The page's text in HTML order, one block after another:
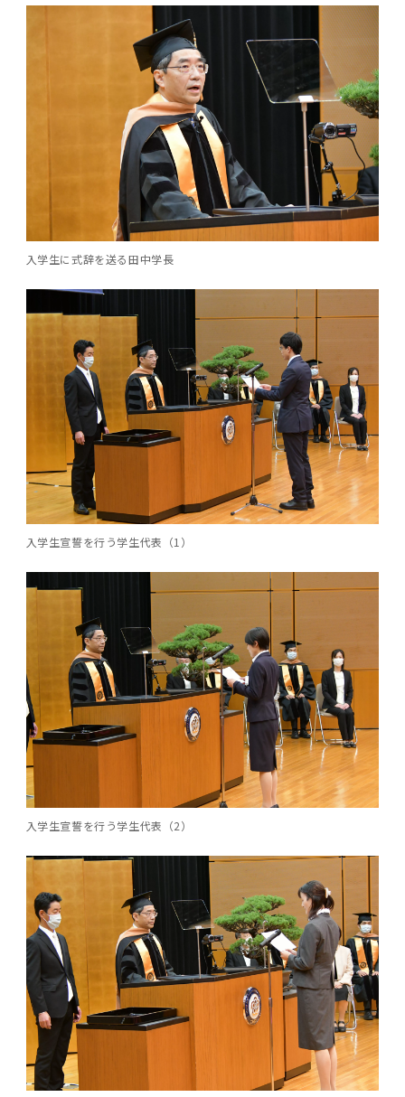
世界大学ランキング
理事･監事
教育研究評議会
学長選考・監察会議
大学紹介動画
キャンパスライフ編
多職種連携教育編
学長×医学部学生懇談
学長×歯学部学生懇談
東京医科歯科大学の歴史
統合報告書
広報誌「Bloom! 医科歯科大」
英語版広報誌「TMDU ANNUAL NEWS」
学内向け広報誌「TMDUニュース」
医歯大ひろば
大学案内 【受験生向け】（冊子）
写真で綴る 東京医科歯科大学
写真で綴る 東京医科歯科大学トップ
第1回『学びの地』
第2回『教育 講義・実習の軌跡』
第3回『知と癒しの匠の創造者たち』
クラウドファンディング実施プロジェクト一覧
大学評価の制度についてトップ
１．国立大学法人評価
２．大学認証評価
３．自己点検・評価
1-1．第４期中期目標・中期計画等について【6
1-1．第４期中期目標・中期計画等について【6
第１期 中期目標・中期計画等について
第２期 中期目標・中期計画等について
第３期中期目標・中期計画等について
1-2.年度計画・年度評価等について【第1期～
1-2.年度計画・年度評価等について【第1期～
第3期】トップ
（第１期中期目標期間中）年度計画、年度評価
等について
（第２期中期目標期間中）年度計画・年度評価
等について
（第３期中期目標期間中）年度計画・年度評価
等について
3．自己点検・評価
4．指定国立大学法人構想に関する進捗状況に
ついて
関連リンク先
四大学連合憲章等
四大学連合憲章等トップ
四大学連合憲章
「大学院学生の教育研究交流」に関する協定書
「大学院学生の教育研究交流」に関する実施細
目
「複合領域コース｣｢編入学｣及び｢複数学士号｣
に関する協定書
「複合領域コース」の履修者に係る「編入学」
及び「複数学士号」に関する実施細目
複合領域コース(四大学共通)
複合領域コース(四大学共通)トップ
複合領域コースについて
各複合領域コースの概要
編入学制度について（複数学士号）
複合領域コース（東京医科歯科大学）
三大学連合（外部サイト）
医療管理政策学（MMA）コース（東京医科歯科
大学）
情報公開・個人情報トップ
個人情報保護制度
法定公開情報
統計データ
土地・建物及び所在地／関係施設位置図
東京医科歯科大学規則集
その他の情報公開
研究不正の防止
会計監査人候補者の決定について
教育等の情報
動物実験等に関する情報
企業等からの資金提供状況の公表
女性活躍推進法による一般事業主行動計画
次世代育成支援対策推進法による一般事業主行
動計画
女性の活躍推進に向けた取り組み
目標とする教員の適正な年齢構成
キャンパスマスタープラン2016
国立大学法人ガバナンス・コード報告書
役員会議事概要について
東京医科歯科大学ＳＤＧｓ推進宣言
男性職員の育児休業等取得推進宣言
ダイバーシティ
ダイバーシティトップ
東京医科歯科大学ダイバーシティ＆インクルー
ジョン推進宣言等
東京医科歯科大学ダイバーシティ＆インクルー
ジョン推進宣言等トップ
東京医科歯科大学ダイバーシティ＆インクルー
ジョン推進宣言／基本方針／アクション・プラ
女性活躍推進法による一般事業主行動計画
次世代育成支援対策推進法による一般事業主行
動計画
女性の活躍推進に向けた取り組み
次世代認定マーク「くるみん」を取得しました
（基準適合一般事業主認定）
ダイバーシティ・インクルージョン室
わくわく保育園（学内保育施設）
障がいのある学生のサポートについて
コンプライアンス・ハラスメント
コンプライアンス・ハラスメントトップ
ハラスメントへの対応について
公益通報について
入試データ
これまでの学部入試変更点
ILA国府台
生体材料工学研究所
難治疾患研究所
国際交流サイト
研究情報サイト
研究テーマ検索システム
学生生活などについてトップ
授業料・入学料・検定料
奨学金について
入学料・授業料の免除・徴収猶予について
アルバイトについて
学生寮について
アパート等の紹介
学生保険制度について
卒業後の進路データ
サークル紹介
大学祭
留学について
オープンキャンパス
医学部医学科サマープログラム
歯学部サマープログラム
オンライン個別進学相談
地域特別枠推薦選抜説明会
入試説明会
キャンパス見学 ※現在は受け付けておりませ
ILA国府台 公開講座等のお知らせ
キャンパス紹介
試験問題及び解答例等の公表
保健衛生学研究科
医歯学総合研究科博士課程 国際連携専攻（ジ
ョイント・ディグリープログラム：JDP）
過去の試験問題・入試データ
TOEFL-ITP試験結果（スコアレポート）の返
大学院入学希望者向け入試説明会
学費・入学金・奨学金について
学費・入学金・奨学金についてトップ
奨学金について
入学料・授業料の免除・徴収猶予について
大学院医歯学総合研究科生体検査科学講座
研究テーマ検索システム
お問い合わせ
生体材料工学研究所
大学院保健衛生学研究科
Call for Applications to Science Tokyo
Post-SPRING（MD）Program for the 2026
Academic Year by Eligible Students
(*Spring admission)
Call for Applications to Science Tokyo
SPRING（MD）Program for the 2025
Academic Year by Eligible Students
(*Autumn admission)
世代フロントランナー育成プログラム（医歯学
系）「Science Tokyo SPRING (医歯学系)」
（旧TMDU卓越大学院生制度）対象学生（秋入
学対象）の募集について
Call for Applications to Science Tokyo
SPRING（MD）Program for the 2024
Academic Year by Eligible Students
(*Autumn admission)
令和６年度（２０２４年度）総合知と癒しの次
世代フロントランナー育成プログラム（医歯学
系）「Science Tokyo SPRING (医歯学系)」
（旧TMDU卓越大学院生制度）対象学生（秋入
学対象）の募集について
Call for Applications to TMDU-SPRING
Program (formerly the TMDU WISE
Program) for the 2024 Academic Year
令和6年度（2024年度）東京医科歯科大学
「TMDU-SPRING」対象学生の募集について
（※春入学対象）について
Call for Application to TMDU WISE
Programs (II) for the 2023 Academic Year
by Eligible Students (*Autumn admission)
令和５年度（２０２３年度）東京医科歯科大学
「卓越大学院生制度（Ⅱ）」対象学生（秋入学
対象）の募集について
令和６年度（2024年度）TMDUトップレベル
AI研究のための共創型エキスパート人材育成プ
ログラム 対象学生（TMDU-BOOST生）の募
Scientist (CS) Training Support Program
for Academic Year 2026
履修要項（大学院シラバス）
保健衛生学研究科科目等履修生について
授業料・入学料・検定料トップ
授業料・入学料・検定料
入学料・授業料免除・徴収猶予について
(Admission & Tuition
Exemption/Deferment)
奨学金について
入学料・授業料免除・徴収猶予について
(Admission & Tuition
Exemption/Deferment)
入学料・授業料免除・徴収猶予について
(Admission & Tuition
Exemption/Deferment)トップ
【2026年4月入学者】入学料免除・徴収猶予申
請について（Admission Fee
Exemption&Admission Fee Deferment）
「修学支援に対する相談窓口」を設置しまし
た。
高等教育の修学支援制度
奨学金について
奨学金についてトップ
日本学生支援機構
財団法人・地方公共団体等奨学金
2025年度国立大学臨床検査学系博士後期課程
優秀賞募集について
日本学生支援機構
学生生活サポートトップ
アルバイトについて
アパート等の紹介
学生保険制度について
国民年金について
学生相談窓口
ピアサポーター
証明書関係
証明書関係トップ
教養部在学生
医学部在学生
歯学部在学生
大学院在学生
附属学校在学生
障がいのある学生サポート
障がいのある学生サポートトップ
修学上の支援について
学生相談支援室
障害を理由とする差別の解消の推進に関する対
応要領
バリアフリーマップ
困りごと対策貸出グッズ
文部科学省からのお知らせ
令和７年度（２０２５年度）新入生向けPC購
入推奨仕様書
令和６年度（２０２４年度）東京医科歯科大学
「研究者早期育成コース」採用決定通知書授与
式を行いました。
令和５年度（２０２３年度）東京医科歯科大学
「研究者早期育成コース及び研究者養成コー
ス」採用決定通知書授与式を行いました。
令和４年度（２０２２年度）東京医科歯科大学
「研究者早期育成コース及び研究者養成コー
ス」採用決定通知書授与式を行いました。
令和３年度（２０２１年度）東京医科歯科大学
「卓越大学院生制度（Ⅰ）」採用決定通知書授
与式を行いました。
学位の申請
就職・キャリア支援
就職・キャリア支援トップ
企業・官公庁・医療機関の皆様へ
在学生向け
在学生向けトップ
学校推薦・求人情報について
学内就職支援イベント
学外就職支援イベント
インターンシップ
就職支援サイトリンク集
就職支援ガイド
外国人留学生の就職情報について
就職活動体験談について
OB・OG情報について
内定取り消しについて
進路届の提出について
その他 就職関連情報（推薦書等）
新型コロナウイルス感染症に伴うお知らせ
卒業後の進路及び卒業者数
サークル・学園祭
サークル・学園祭トップ
お茶の水祭
施設利用トップ
保健管理センター
学生・女性支援センター
わくわく保育園
フィットネスルーム・売店
国立美術館キャンパスメンバーズ
ボランティア
情報システム
台風等の自然災害や交通機関運休による休講措
置（湯島地区）Class Cancellation Measures
due to Natural Disasters, such as
Typhoons, and Transportation
Cancellation (for the Yushima area)
新入学の大学院生へ To New Graduate
Students
大学院医歯学総合研究科
大学院保健衛生学研究科
保健衛生学科 【看護学専攻】
保健衛生学科 【検査技術学専攻】
口腔保健学科【口腔保健衛生学専攻】
口腔保健学科【口腔保健工学専攻】
大学院医歯学総合研究科トップ
修士課程 医歯理工保健学専攻
修士課程 医歯理工保健学専攻【医療管理政策
学（MMA）コース】
博士課程 医歯学専攻
博士課程 生命理工医療科学専攻
大学院保健衛生学研究科
大学院保健衛生学研究科トップ
博士課程看護先進科学専攻
博士課程共同災害看護学専攻
ILA国府台担当教員一覧
修士課程 医歯理工保健学専攻
修士課程 医歯理工保健学専攻トップ
医歯学総合研究科修士課程履修要項（シラバ
ス）
修士課程 医歯理工保健学専攻【医療管理政策
学（MMA）コース】
修士課程 医歯理工保健学専攻 グローバルヘル
スリーダー養成 (MPH) コース
博士課程 医歯学専攻
博士課程 医歯学専攻トップ
概要
分野構成
医歯学総合研究科博士課程医歯学系専攻履修要
項（シラバス）
博士課程 国際連携専攻（ジョイント・ディグリ
ー・プログラム：JDP）
博士課程 生命理工医療科学専攻
博士課程 生命理工医療科学専攻トップ
分野構成
医歯学総合研究科博士課程生命理工学系専攻履
履修要項（大学院シラバス）
年報トップ
2024年（25.7MB）
2023年（49.5MB）
2022年（38.1 MB）
2021年（PDF：71.9 MB）
2020年 （PDF：67.8MB）
2019年 （PDF：71.7MB）
2018年 （PDF：83.3MB）
2017年 （PDF：75.1MB）
2016年 （PDF：73.0MB）
2015年 （PDF：83.3MB）
2014年 （PDF：21.4MB）
統合教育機構学務企画課
セミナー・特別講義
セミナー・特別講義トップ
2026年度
2025年度
2023年度
2024年度
2022年度
2021年度
2020年度
2019年度
2018年度
設置計画履行状況報告書
大学院保健衛生学研究科トップ
教育研究分野組織、指導教員研究内容
教育研究分野組織、指導教員研究内容トップ
看護先進科学専攻
５大学災害看護コンソーシアム履修の手引き
統合教育機構学務企画課
設置計画履行状況報告書
年報
年報トップ
2024年（PDF：5.4MB）
2023年（PDF：4.5MB）
2022年（PDF：53.8 MB）
2021年（PDF：4.5 MB）
2020年 （PDF：4.6MB）
2019年 （PDF：5.2MB）
2018年 （PDF：18.7MB）
2017年 （PDF：7.2MB）
2016年 （PDF：13.5MB）
2015年 （PDF：2.3MB）
寄附講座・寄附部門一覧
ジョイントリサーチ講座・ジョイントリサーチ
部門一覧
生体材料工学研究所
難治疾患研究所
高等研究院
大学病院
大学病院トップ
医科（医系診療部門）
歯科（歯系診療部門）
スポーツサイエンス機構
M&Dデータ科学センター
統合教育機構
統合教育機構トップ
医学・歯学分野における数理・データサイエン
ス・AI教育開発事業
大学統合時の教育・学生生活について（受験生
向け）
Regarding education and student life after
the integration（For prospective
students）
大学統合時の教育・学生生活について（在学生
向け）
Regarding education and student life after
the integration (For current students)
教学IR関連公開情報
教学IR関連公開情報トップ
卒業生進路アンケート
卒後3年大学評価アンケート
卒業時大学評価アンケート
統合研究機構・統合イノベーション機構
統合研究機構・統合イノベーション機構トップ
統合イノベーション機構
統合イノベーション機構トップ
医療ビッグデータによるトータル・ヘルスケア
イノベーション創出の基盤構築プロジェクト
オープンイノベーションセンター
ヘルスサイエンスR&Dセンター
若手研究者支援センター（統合研究機構）
研究基盤クラスター（統合研究機構）
研究基盤クラスター（統合研究機構）トップ
リサーチコアセンター
実験動物センター
生命倫理研究センター
疾患バイオリソースセンター
先端医歯工学創成クラスター（統合研究機構）
先端医歯工学創成クラスター（統合研究機構）
トップ
再生医療研究センター
再生医療研究センター（微生物安全性グルー
プ）
脳統合機能研究センター
核酸・ペプチド創薬治療研究センター
統合研究機構から他部局へ異動したセンター
統合研究機構から他部局へ異動したセンタート
ップ
低侵襲医療センター（旧：低侵襲医歯学研究セ
ンター）
オープンイノベーションセンター
統合国際機構
統合情報機構（図書館部門・ITセキュリティ部
門）
統合情報機構（図書館部門・ITセキュリティ部
門）トップ
ITヘルプデスク（学内専用サイト）
ITセキュリティ部門（学内専用サイト）
図書館部門
図書館部門トップ
図書館
図書館講習会
デジタル変革推進事務室
連絡先一覧
学生支援・保健管理機構
学生支援・保健管理機構トップ
保健管理センター
湯島学生支援センター
湯島学生支援センタートップ
学生相談支援室
ダイバーシティ・インクルージョン室
環境安全管理室
環境安全管理室トップ
広報部
e-Rad 府省共通研究開発管理システム(外部サ
科研費電子申請システム(外部サイト)
AMED研究費の年間公募スケジュール(学内専
GAPファンド等の公募
利益相反申告システム(学外利用時VPN必要)
臨床研究審査委員会申請システム
実験計画書のWeb申請システム(学外利用時
倫理審査手続きについて
各種実験手続き例(学内専用)
研究に必要な講習会等
ES細胞/iPS細胞を使用する実験(学内専用)
各種委員会関係(学内専用)
特定認定再生医療等委員会
研究情報データベース
研究テーマ検索
research map
プレスリリース
若手研究者支援センター（YISC）
統合研究機構・統合イノベーション推進機構
オープンイノベーションセンター
高等研究院
取り組み・規制トップ
研究不正の防止
研究不正等の公表について
剽窃チェックツール(学内専用)
利益相反
臨床研究法における臨床研究の利益相反管理に
ついて
特定認定再生医療等委員会
ヒトES細胞倫理審査委員会
利益相反に関する説明会資料(ダウンロード)(学
内専用)
研究大学強化促進事業に関する情報・評価
各種お問い合わせ先(事務部)
入学生に式辞を送る田中学長
入学生宣誓を行う学生代表（1）
入学生宣誓を行う学生代表（2）